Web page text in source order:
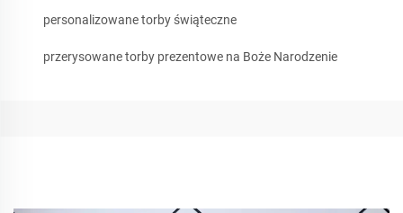
personalizowane torby świąteczne
przerysowane torby prezentowe na Boże Narodzenie